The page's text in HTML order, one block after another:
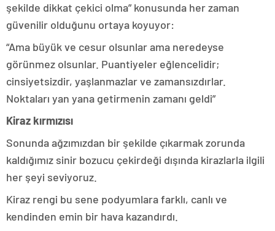
şekilde dikkat çekici olma” konusunda her zaman
güvenilir olduğunu ortaya koyuyor:
“Ama büyük ve cesur olsunlar ama neredeyse
görünmez olsunlar. Puantiyeler eğlencelidir;
cinsiyetsizdir, yaşlanmazlar ve zamansızdırlar.
Noktaları yan yana getirmenin zamanı geldi”
Kiraz kırmızısı
Sonunda ağzımızdan bir şekilde çıkarmak zorunda
kaldığımız sinir bozucu çekirdeği dışında kirazlarla ilgili
her şeyi seviyoruz.
Kiraz rengi bu sene podyumlara farklı, canlı ve
kendinden emin bir hava kazandırdı.